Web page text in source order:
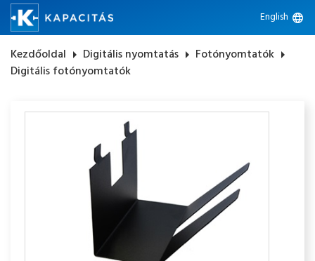
English language
Kezdőoldal arrow_right Digitális nyomtatás arrow_right Fotónyomtatók arrow_right
Digitális fotónyomtatók